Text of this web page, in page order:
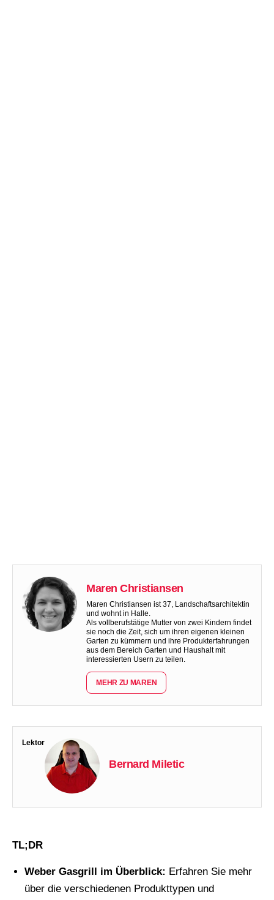
Maren Christiansen
Maren Christiansen ist 37, Landschaftsarchitektin
und wohnt in Halle.
Als vollberufstätige Mutter von zwei Kindern findet
sie noch die Zeit, sich um ihren eigenen kleinen
Garten zu kümmern und ihre Produkterfahrungen
aus dem Bereich Garten und Haushalt mit
interessierten Usern zu teilen.
MEHR ZU MAREN
Lektor
Bernard Miletic
TL;DR
Weber Gasgrill im Überblick: Erfahren Sie mehr
über die verschiedenen Produkttypen und